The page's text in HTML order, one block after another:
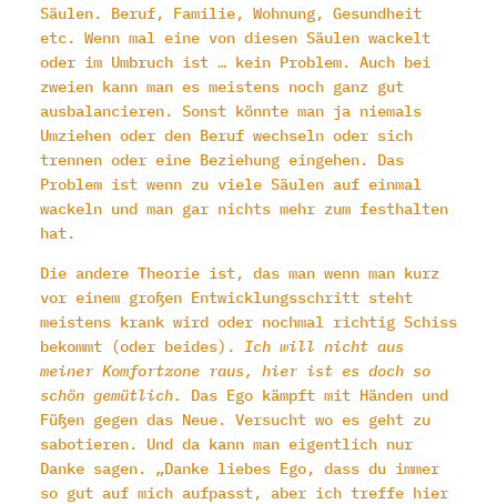
Säulen. Beruf, Familie, Wohnung, Gesundheit
etc. Wenn mal eine von diesen Säulen wackelt
oder im Umbruch ist … kein Problem. Auch bei
zweien kann man es meistens noch ganz gut
ausbalancieren. Sonst könnte man ja niemals
Umziehen oder den Beruf wechseln oder sich
trennen oder eine Beziehung eingehen. Das
Problem ist wenn zu viele Säulen auf einmal
wackeln und man gar nichts mehr zum festhalten
hat.
Die andere Theorie ist, das man wenn man kurz
vor einem großen Entwicklungsschritt steht
meistens krank wird oder nochmal richtig Schiss
bekommt (oder beides).
Ich will nicht aus
meiner Komfortzone raus, hier ist es doch so
schön gemütlich.
Das Ego kämpft mit Händen und
Füßen gegen das Neue. Versucht wo es geht zu
sabotieren. Und da kann man eigentlich nur
Danke sagen. „Danke liebes Ego, dass du immer
so gut auf mich aufpasst, aber ich treffe hier